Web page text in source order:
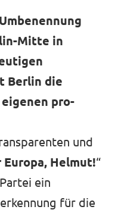
Mitte in
Berlin die
pro-
und
Europa, Helmut!“
ein
für die